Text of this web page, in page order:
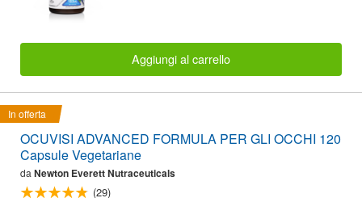
Aggiungi al carrello
In offerta
OCUVISI ADVANCED FORMULA PER GLI OCCHI 120
Capsule Vegetariane
da Newton Everett Nutraceuticals
(29)